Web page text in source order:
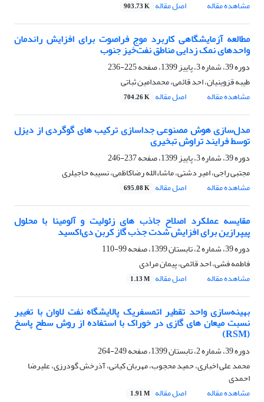
مشاهده مقاله اصل مقاله 903.73 K
مطالعه آزمایشگاهی کاربرد موج فراصوت برای افزایش راندمان
واحدهای نمک زدایی مناطق نفت‌خیز جنوب
دوره 39، شماره 3، پاییز 1399، صفحه
225-236
طیبه قزوینیان، احد قائمی، محمدامین ثباتی
مشاهده مقاله
اصل مقاله 704.26 K
مدل‌سازی هوش مصنوعی جداسازی ترکیب های گوگردی از دیزل
توسط فرایند تراوش تبخیری
دوره 39، شماره 3، پاییز 1399، صفحه
237-246
مجتبی راجی، امیر دشتی، ماشاءالله رضاکاظمی، نسیبه حاجیلری
مشاهده مقاله
اصل مقاله 695.08 K
مقایسه عملکرد اصلاح جاذب‏ های زئولیت و آلومینا با محلول
پیپرازین برای افزایش شدت جذب گاز کربن دی‌اکسید
دوره 39، شماره 2، تابستان 1399، صفحه
99-110
فاطمه فشی، احد قائمی، پیمان مرادی
مشاهده مقاله
اصل مقاله 1.13 M
بهینه‌سازی واحد تقطیر‌ ‌اتمسفریک پالایشگاه نفت لاوان با تغییر
نسبت میعان های گازی در خوراک با استفاده از روش سطح پاسخ
(RSM)
دوره 39، شماره 2، تابستان 1399، صفحه
249-264
محمد علی اخباری، حمید محجوب، مهربان کیانی، آذرخش گودرزی، علیرضا
احمدی
مشاهده مقاله
اصل مقاله 1.91 M